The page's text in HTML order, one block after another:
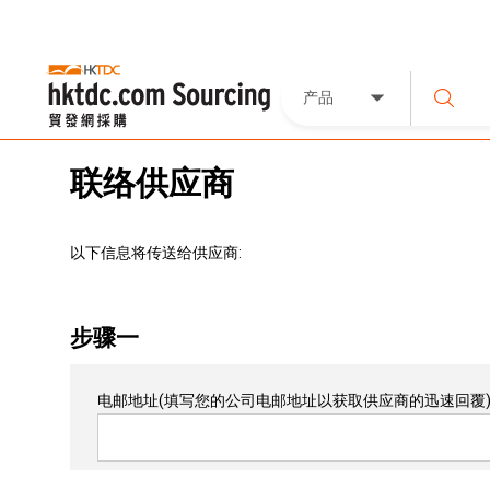
产品
联络供应商
以下信息将传送给供应商:
步骤一
电邮地址(填写您的公司电邮地址以获取供应商的迅速回覆)